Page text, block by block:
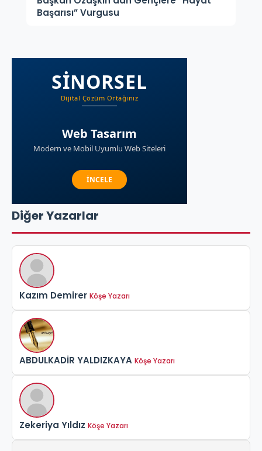
Başarısı” Vurgusu
Diğer Yazarlar
Kazım Demirer Köşe Yazarı
ABDULKADİR YALDIZKAYA Köşe Yazarı
Zekeriya Yıldız Köşe Yazarı